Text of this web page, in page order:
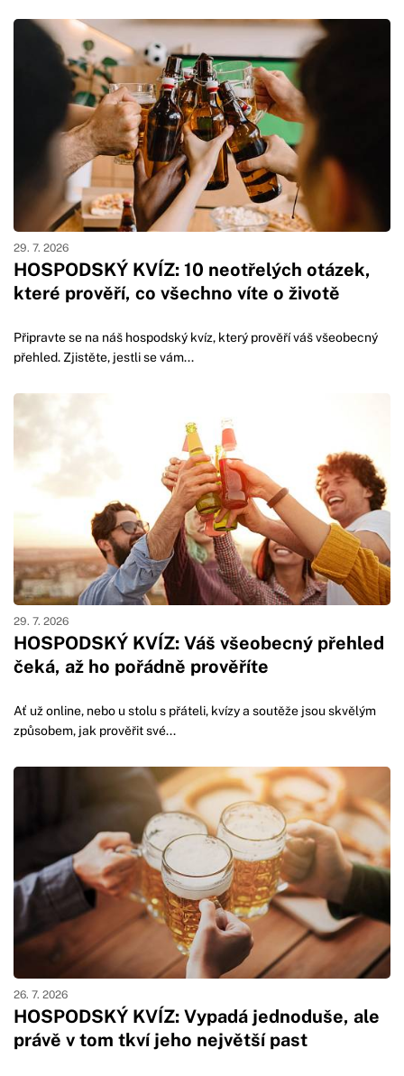
HOSPODSKÝ KVÍZ: 10 neotřelých otázek,
které prověří, co všechno víte o životě
29. 7. 2026
Připravte se na náš hospodský kvíz, který prověří váš všeobecný
přehled. Zjistěte, jestli se vám...
HOSPODSKÝ KVÍZ: Váš všeobecný přehled
čeká, až ho pořádně prověříte
29. 7. 2026
Ať už online, nebo u stolu s přáteli, kvízy a soutěže jsou skvělým
způsobem, jak prověřit své...
HOSPODSKÝ KVÍZ: Vypadá jednoduše, ale
právě v tom tkví jeho největší past
26. 7. 2026